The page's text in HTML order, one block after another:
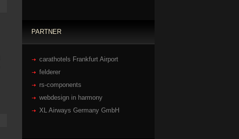
PARTNER
carathotels Frankfurt Airport
felderer
rs-components
webdesign in harmony
XL Airways Germany GmbH